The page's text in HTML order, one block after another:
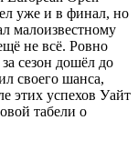
уже и в финал, но
малоизвестному
не всё. Ровно
сезон дошёл до
своего шанса,
этих успехов Уайт
табели о